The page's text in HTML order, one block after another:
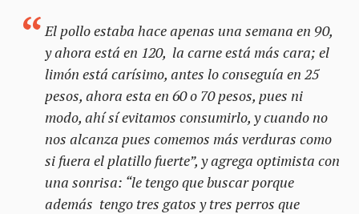
El pollo estaba hace apenas una semana en 90,
y ahora está en 120, la carne está más cara; el
limón está carísimo, antes lo conseguía en 25
pesos, ahora esta en 60 o 70 pesos, pues ni
modo, ahí sí evitamos consumirlo, y cuando no
nos alcanza pues comemos más verduras como
si fuera el platillo fuerte”, y agrega optimista con
una sonrisa: “le tengo que buscar porque
además tengo tres gatos y tres perros que